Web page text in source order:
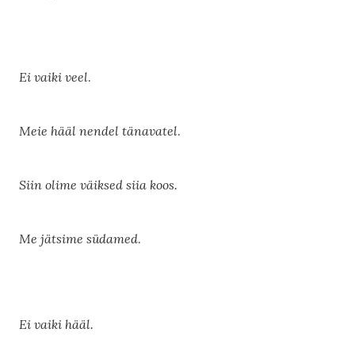
Ei vaiki veel.
Meie hääl nendel tänavatel.
Siin olime väiksed siia koos.
Me jätsime südamed.
Ei vaiki hääl.